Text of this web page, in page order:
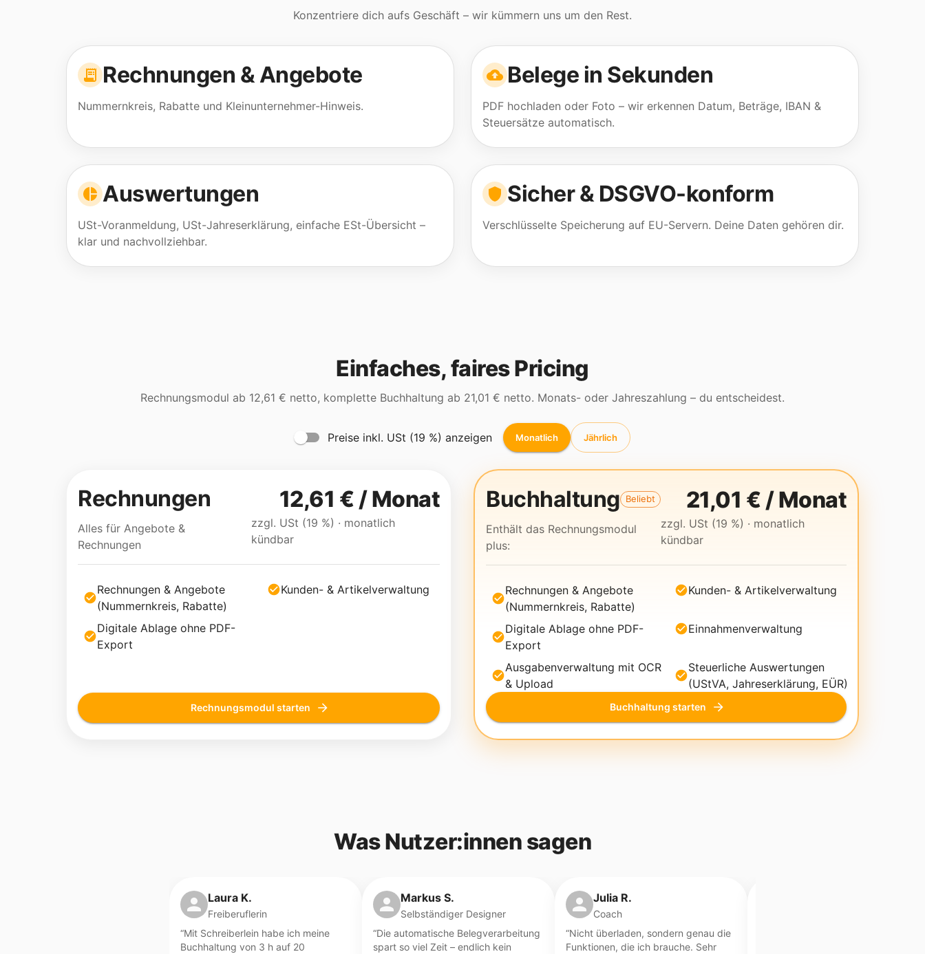
Konzentriere dich aufs Geschäft – wir kümmern uns um den Rest.
Rechnungen & Angebote
Nummernkreis, Rabatte und Kleinunternehmer-Hinweis.
Belege in Sekunden
PDF hochladen oder Foto – wir erkennen Datum, Beträge, IBAN &
Steuersätze automatisch.
Auswertungen
USt-Voranmeldung, USt-Jahreserklärung, einfache ESt-Übersicht –
klar und nachvollziehbar.
Sicher & DSGVO-konform
Verschlüsselte Speicherung auf EU-Servern. Deine Daten gehören dir.
Einfaches, faires Pricing
Rechnungsmodul ab 12,61 € netto, komplette Buchhaltung ab 21,01 € netto. Monats- oder Jahreszahlung – du entscheidest.
Preise inkl. USt (19 %) anzeigen Monatlich Jährlich
Rechnungen
Alles für Angebote &
Rechnungen
12,61 € /Monat
zzgl. USt (19 %) · monatlich
kündbar
Rechnungen & Angebote
(Nummernkreis, Rabatte)
Kunden- & Artikelverwaltung
Digitale Ablage ohne PDF-
Export
Rechnungsmodul starten
Buchhaltung Beliebt
Enthält das Rechnungsmodul
plus:
21,01 € /Monat
zzgl. USt (19 %) · monatlich
kündbar
Rechnungen & Angebote
(Nummernkreis, Rabatte)
Kunden- & Artikelverwaltung
Digitale Ablage ohne PDF-
Export
Einnahmenverwaltung
Ausgabenverwaltung mit OCR
& Upload
Steuerliche Auswertungen
(UStVA, Jahreserklärung, EÜR)
Buchhaltung starten
Was Nutzer:innen sagen
Laura K.
Freiberuflerin
“Mit Schreiberlein habe ich meine
Buchhaltung von 3 h auf 20
Markus S.
Selbständiger Designer
“Die automatische Belegverarbeitung
spart so viel Zeit – endlich kein
Julia R.
Coach
“Nicht überladen, sondern genau die
Funktionen, die ich brauche. Sehr